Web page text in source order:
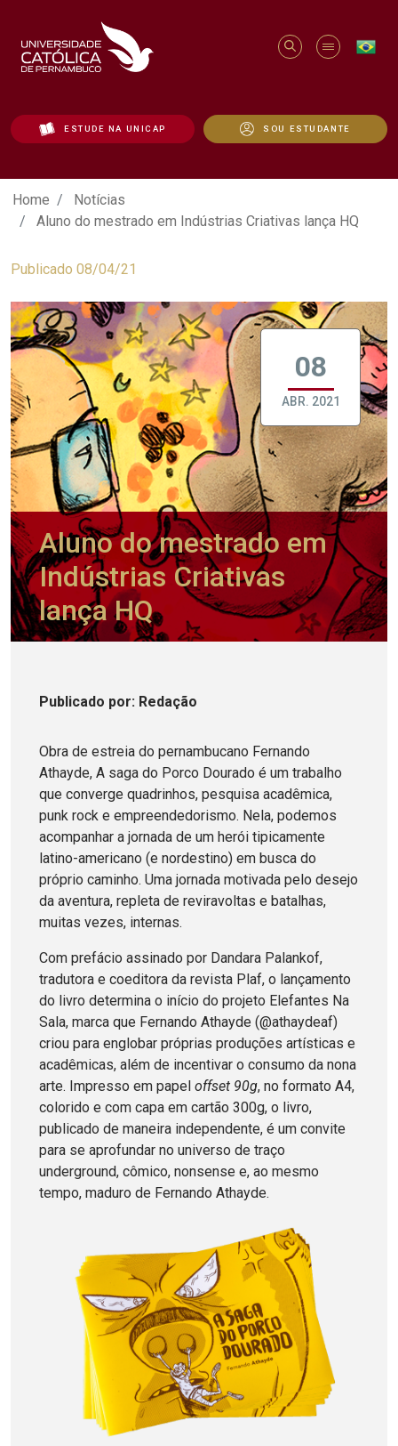
ESTUDE NA UNICAP SOU ESTUDANTE
Aluno do mestrado em Indústrias
Home
Notícias
Aluno do mestrado em Indústrias Criativas lança HQ
Publicado 08/04/21
08
ABR. 2021
Aluno do mestrado em
Indústrias Criativas
lança HQ
Publicado por: Redação
Obra de estreia do pernambucano Fernando
Athayde, A saga do Porco Dourado é um trabalho
que converge quadrinhos, pesquisa acadêmica,
punk rock e empreendedorismo. Nela, podemos
acompanhar a jornada de um herói tipicamente
latino-americano (e nordestino) em busca do
próprio caminho. Uma jornada motivada pelo desejo
da aventura, repleta de reviravoltas e batalhas,
muitas vezes, internas.
Com prefácio assinado por Dandara Palankof,
tradutora e coeditora da revista Plaf, o lançamento
do livro determina o início do projeto Elefantes Na
Sala, marca que Fernando Athayde (@athaydeaf)
criou para englobar próprias produções artísticas e
acadêmicas, além de incentivar o consumo da nona
arte. Impresso em papel offset 90g, no formato A4,
colorido e com capa em cartão 300g, o livro,
publicado de maneira independente, é um convite
para se aprofundar no universo de traço
underground, cômico, nonsense e, ao mesmo
tempo, maduro de Fernando Athayde.